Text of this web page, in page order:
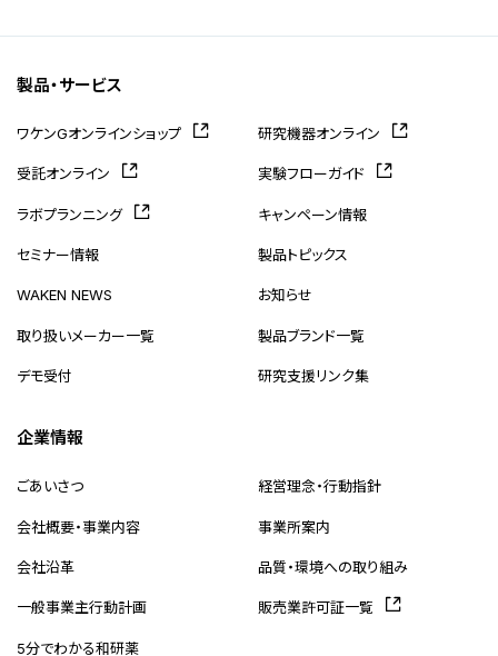
製品・サービス
ワケンGオンラインショップ 研究機器オンライン
受託オンライン 実験フローガイド
ラボプランニング キャンペーン情報
セミナー情報 製品トピックス
WAKEN NEWS お知らせ
取り扱いメーカー一覧 製品ブランド一覧
デモ受付 研究支援リンク集
企業情報
ごあいさつ 経営理念・行動指針
会社概要・事業内容 事業所案内
会社沿革 品質・環境への取り組み
一般事業主行動計画 販売業許可証一覧
5分でわかる和研薬